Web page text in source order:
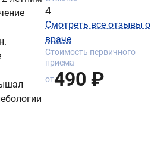
4
Смотреть все отзывы о
враче
Стоимость первичного
приема
от490 ₽